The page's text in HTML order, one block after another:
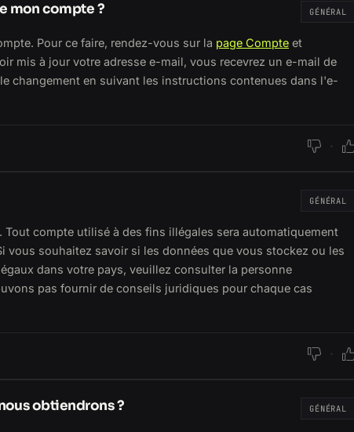
mon compte ? GÉNÉRAL
Pour ce faire, rendez-vous sur la page Compte et
mis à jour votre adresse e-mail, vous recevrez un e-mail de
changement en suivant les instructions contenues dans l'e-
GÉNÉRAL
compte utilisé à des fins illégales sera automatiquement
vous souhaitez savoir si les données que vous stockez ou les
dans votre pays, veuillez consulter la personne
pas fournir de conseils juridiques pour chaque cas
obtiendrons ? GÉNÉRAL